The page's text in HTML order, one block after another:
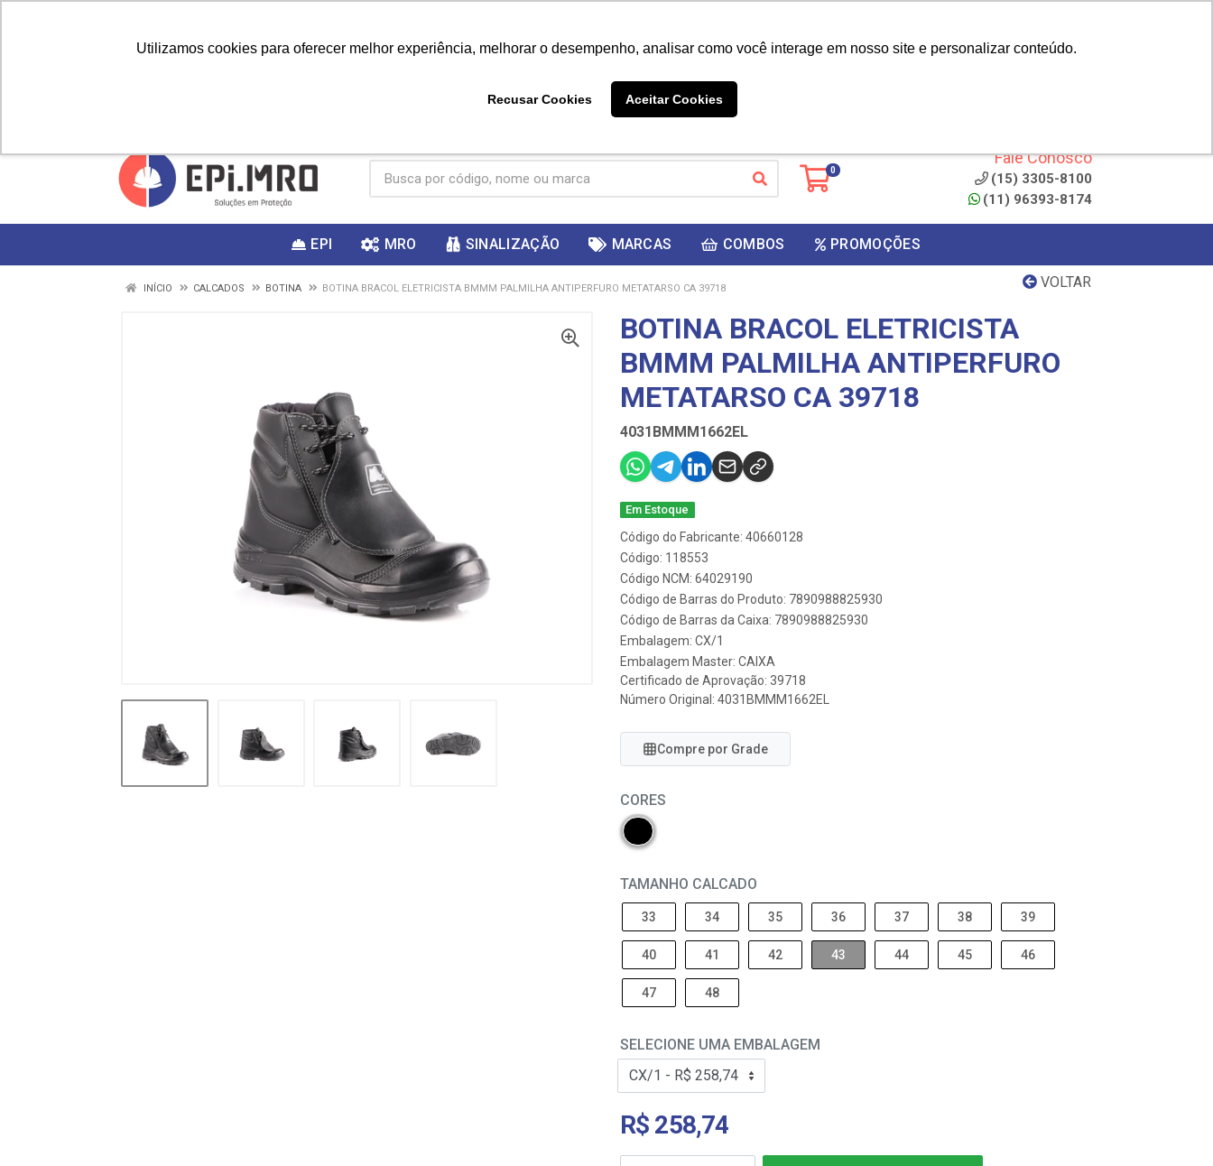
Utilizamos cookies para oferecer melhor experiência, melhorar o desempenho, analisar como você interage em nosso site e personalizar conteúdo.
Recusar Cookies Aceitar Cookies
ganhar
0
Fale Conosco
(15) 3305-8100
(11) 96393-8174
EPI MRO SINALIZAÇÃO MARCAS COMBOS PROMOÇÕES
VOLTAR
INÍCIO CALCADOS BOTINA BOTINA BRACOL ELETRICISTA BMMM PALMILHA ANTIPERFURO METATARSO CA 39718
BOTINA BRACOL ELETRICISTA
BMMM PALMILHA ANTIPERFURO
METATARSO CA 39718
4031BMMM1662EL
Em Estoque
Código do Fabricante: 40660128
Código: 118553
Código NCM: 64029190
Código de Barras do Produto: 7890988825930
Código de Barras da Caixa: 7890988825930
Embalagem: CX/1
Embalagem Master: CAIXA
Certificado de Aprovação: 39718
Número Original: 4031BMMM1662EL
Compre por Grade
CORES
TAMANHO CALCADO
33 34 35 36 37 38 39
40 41 42 43 44 45 46
47 48
SELECIONE UMA EMBALAGEM
R$ 258,74